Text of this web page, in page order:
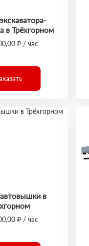
в Трёхгорном
₽ / час
в
₽ / час